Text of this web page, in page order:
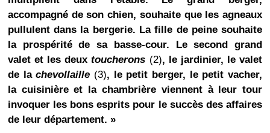
accompagné de son chien, souhaite que les agneaux
pullulent dans la bergerie. La fille de peine souhaite
la prospérité de sa basse-cour. Le second grand
valet et les deuxtoucherons (2), le jardinier, le valet
de lachevollaille (3), le petit berger, le petit vacher,
la cuisinière et la chambrière viennent à leur tour
invoquer les bons esprits pour le succès des affaires
de leur département. »